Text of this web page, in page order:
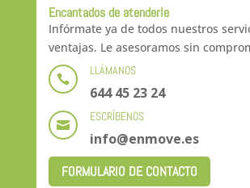
Encantados de atenderle
Infórmate ya de todos nuestros
ventajas. Le asesoramos sin

LLÁMANOS
644 45 23 24

ESCRÍBENOS
info@enmove.es
FORMULARIO DE CONTACTO